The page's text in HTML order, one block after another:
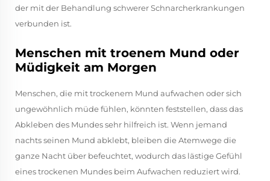
der mit der Behandlung schwerer Schnarcherkrankungen
verbunden ist.
Menschen mit troenem Mund oder
Müdigkeit am Morgen
Menschen, die mit trockenem Mund aufwachen oder sich
ungewöhnlich müde fühlen, könnten feststellen, dass das
Abkleben des Mundes sehr hilfreich ist. Wenn jemand
nachts seinen Mund abklebt, bleiben die Atemwege die
ganze Nacht über befeuchtet, wodurch das lästige Gefühl
eines trockenen Mundes beim Aufwachen reduziert wird.